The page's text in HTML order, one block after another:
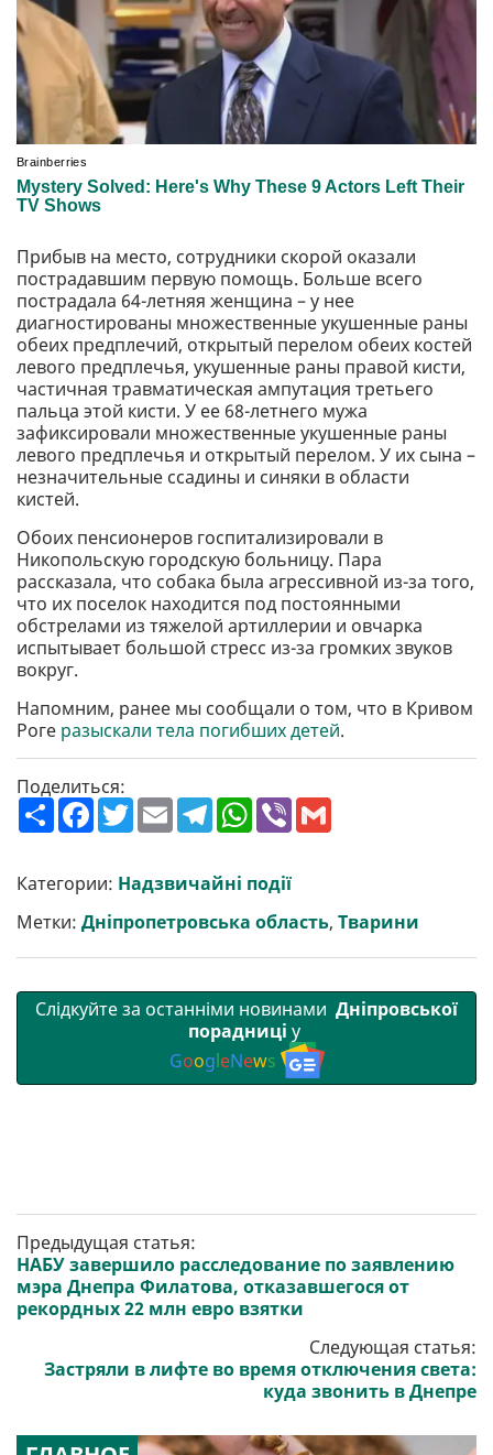
Прибыв на место, сотрудники скорой оказали
пострадавшим первую помощь. Больше всего
пострадала 64-летняя женщина – у нее
диагностированы множественные укушенные раны
обеих предплечий, открытый перелом обеих костей
левого предплечья, укушенные раны правой кисти,
частичная травматическая ампутация третьего
пальца этой кисти. У ее 68-летнего мужа
зафиксировали множественные укушенные раны
левого предплечья и открытый перелом. У их сына –
незначительные ссадины и синяки в области
кистей.
Обоих пенсионеров госпитализировали в
Никопольскую городскую больницу. Пара
рассказала, что собака была агрессивной из-за того,
что их поселок находится под постоянными
обстрелами из тяжелой артиллерии и овчарка
испытывает большой стресс из-за громких звуков
вокруг.
Напомним, ранее мы сообщали о том, что в Кривом
Роге разыскали тела погибших детей.
Поделиться:
П
о
р
и
и
F
a
b
o
k
T
w
t
e
E
m
l
T
e
g
r
m
W
h
s
A
p
V
Категории: Надзвичайні події
Метки: Дніпропетровська область, Тварини
Слідкуйте за останніми новинами Дніпровської
порадниці у
GoogleNews
Предыдущая статья:
НАБУ завершило расследование по заявлению
мэра Днепра Филатова, отказавшегося от
рекордных 22 млн евро взятки
Следующая статья:
Застряли в лифте во время отключения света:
куда звонить в Днепре